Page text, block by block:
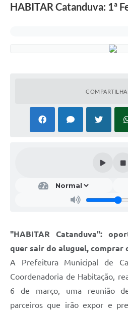
A Prefeitura
Jornal
Agenda
HABITAR Catanduva: 1ª
"HABITAR Catanduva":
quer sair do aluguel, comprar
A Prefeitura Municipal de
Coordenadoria de Habitação,
6 de março, uma reunião
parceiros que irão expor e